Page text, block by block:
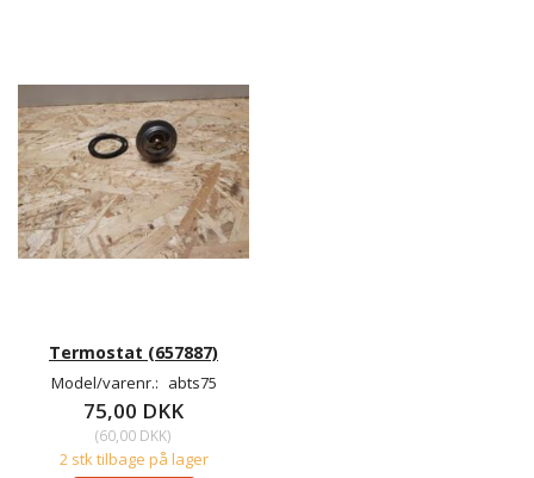
Termostat (657887)
Model/varenr.: abts75
75,00 DKK
(60,00 DKK)
2 stk tilbage på lager